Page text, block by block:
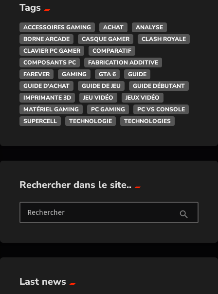
Tags
ACCESSOIRES GAMING ACHAT
ANALYSE
BORNE ARCADE
CASQUE GAMER
CLASH ROYALE
CLAVIER PC GAMER
COMPARATIF
COMPOSANTS PC
FABRICATION ADDITIVE
FAREVER
GAMING GTA 6
GUIDE
GUIDE D'ACHAT
GUIDE DE JEU
GUIDE DÉBUTANT
IMPRIMANTE 3D
JEU VIDÉO
JEUX VIDÉO
MATÉRIEL GAMING
PC GAMING
PC VS CONSOLE
SUPERCELL
TECHNOLOGIE TECHNOLOGIES
Rechercher dans le site..
Rechercher search
Last news